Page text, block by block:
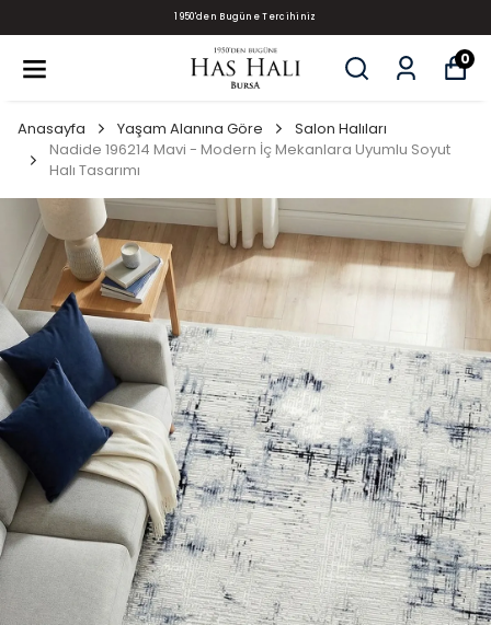
1950'den Bugüne Tercihiniz
0
Anasayfa Yaşam Alanına Göre
Salon Halıları
Nadide 196214 Mavi - Modern İç Mekanlara Uyumlu Soyut
Halı Tasarımı